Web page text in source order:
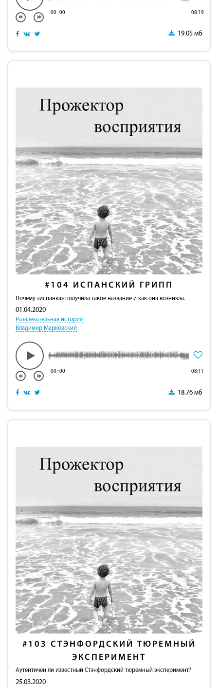
00:00 08:19
19.05 мб
#104 ИСПАНСКИЙ ГРИПП
Почему «испанка» получила такое название и как она возникла.
01.04.2020
Развлекательная история
Владимир Марковский
00:00 08:11
18.76 мб
#103 СТЭНФОРДСКИЙ ТЮРЕМНЫЙ
ЭКСПЕРИМЕНТ
Аутентичен ли известный Стэнфордский тюремный эксперимент?
25.03.2020